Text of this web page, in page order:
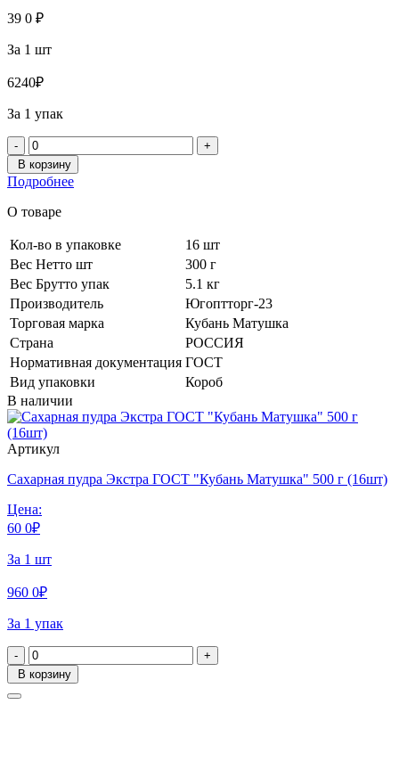
39 0 ₽
За 1 шт
6240₽
За 1 упак
-
+
В корзину
Подробнее
О товаре
Кол-во в упаковке
16 шт
Вес Нетто шт
300 г
Вес Брутто упак
5.1 кг
Производитель
Югоптторг-23
Торговая марка
Кубань Матушка
Страна
РОССИЯ
Нормативная документация ГОСТ
Вид упаковки
Короб
В наличии
Артикул
Сахарная пудра Экстра ГОСТ "Кубань Матушка" 500 г (16шт)
Цена:
60 0₽
За 1 шт
960 0₽
За 1 упак
-
+
В корзину